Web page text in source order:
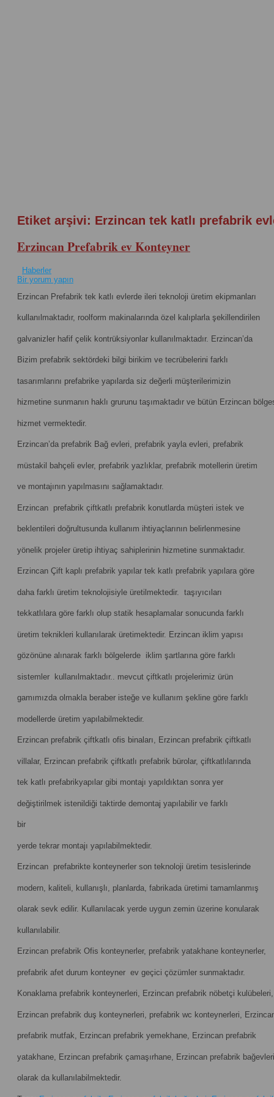
Etiket arşivi: Erzincan tek katlı prefabrik
Erzincan Prefabrik ev Konteyner
Haberler
Bir yorum yapın
Erzincan Prefabrik tek katlı evlerde ileri teknoloji üretim ekipmanları
kullanılmaktadır, roolform makinalarında özel kalıplarla şekillendirilen
galvanizler hafif çelik kontrüksiyonlar kullanılmaktadır. Erzincan’da
Bizim prefabrik sektördeki bilgi birikim ve tecrübelerini farklı
tasarımlarını prefabrike yapılarda siz değerli müşterilerimizin
hizmetine sunmanın haklı grurunu taşımaktadır ve bütün Erzincan
hizmet vermektedir.
Erzincan’da prefabrik Bağ evleri, prefabrik yayla evleri, prefabrik
müstakil bahçeli evler, prefabrik yazlıklar, prefabrik motellerin üretim
ve montajının yapılmasını sağlamaktadır.
Erzincan prefabrik çiftkatlı prefabrik konutlarda müşteri istek ve
beklentileri doğrultusunda kullanım ihtiyaçlarının belirlenmesine
yönelik projeler üretip ihtiyaç sahiplerinin hizmetine sunmaktadır.
Erzincan Çift kaplı prefabrik yapılar tek katlı prefabrik yapılara göre
daha farklı üretim teknolojisiyle üretilmektedir. taşıyıcıları
tekkatlılara göre farklı olup statik hesaplamalar sonucunda farklı
üretim teknikleri kullanılarak üretimektedir. Erzincan iklim yapısı
gözönüne alınarak farklı bölgelerde iklim şartlarına göre farklı
sistemler kullanılmaktadır.. mevcut çiftkatlı projelerimiz ürün
gamımızda olmakla beraber isteğe ve kullanım şekline göre farklı
modellerde üretim yapılabilmektedir.
Erzincan prefabrik çiftkatlı ofis binaları, Erzincan prefabrik çiftkatlı
villalar, Erzincan prefabrik çiftkatlı prefabrik bürolar, çiftkatlılarında
tek katlı prefabrikyapılar gibi montajı yapıldıktan sonra yer
değiştirilmek istenildiği taktirde demontaj yapılabilir ve farklı
bir
yerde tekrar montajı yapılabilmektedir.
Erzincan prefabrikte konteynerler son teknoloji üretim tesislerinde
modern, kaliteli, kullanışlı, planlarda, fabrikada üretimi tamamlanmış
olarak sevk edilir. Kullanılacak yerde uygun zemin üzerine konularak
kullanılabilir.
Erzincan prefabrik Ofis konteynerler, prefabrik yatakhane konteynerler,
prefabrik afet durum konteyner ev geçici çözümler sunmaktadır.
Konaklama prefabrik konteynerleri, Erzincan prefabrik nöbetçi kulübeleri,
Erzincan prefabrik duş konteynerleri, prefabrik wc konteynerleri,
prefabrik mutfak, Erzincan prefabrik yemekhane, Erzincan prefabrik
yatakhane, Erzincan prefabrik çamaşırhane, Erzincan prefabrik bağevleri
olarak da kullanılabilmektedir.